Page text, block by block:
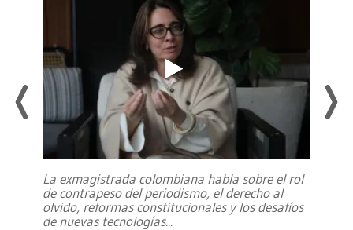
La exmagistrada colombiana habla sobre el rol
de contrapeso del periodismo, el derecho al
olvido, reformas constitucionales y los desafíos
de nuevas tecnologías...